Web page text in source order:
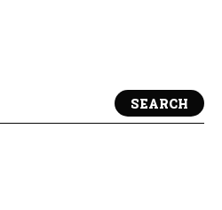
SEARCH